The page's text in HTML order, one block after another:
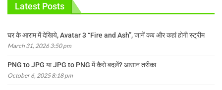
Latest Posts
घर के आराम में देखिये, Avatar 3 “Fire and Ash”, जानें कब और कहां होगी स्ट्रीम
March 31, 2026 3:50 pm
PNG to JPG या JPG to PNG में कैसे बदलें? आसान तरीका
October 6, 2025 8:18 pm